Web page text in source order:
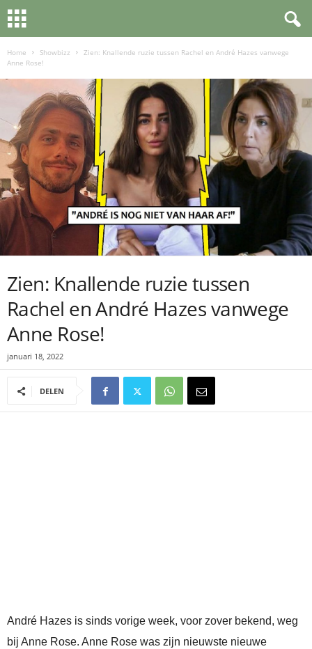
Home Showbizz
Zien: Knallende ruzie tussen Rachel en André Hazes vanwege
Anne Rose!
Zien: Knallende ruzie tussen
Rachel en André Hazes vanwege
Anne Rose!
januari 18, 2022
DELEN
André Hazes is sinds vorige week, voor zover bekend, weg
bij Anne Rose. Anne Rose was zijn nieuwste nieuwe